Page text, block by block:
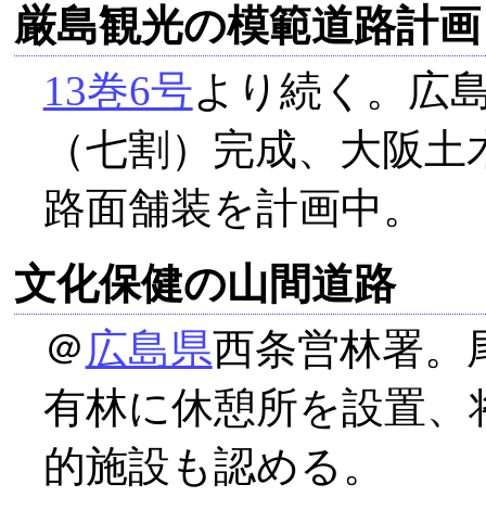
厳島観光の模範道路計画
13巻6号より続く。広
（七割）完成、大阪
路面舗装を計画中。
文化保健の山間道路
＠ 広島県西条営林署。
有林に休憩所を設置
的施設も認める。